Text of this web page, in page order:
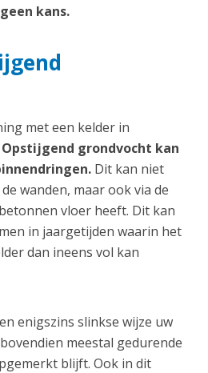
kans.
met een kelder in
Opstijgend grondvocht kan
Dit kan niet
wanden, maar ook via de
vloer heeft. Dit kan
in jaargetijden waarin het
dan ineens vol kan
enigszins slinkse wijze uw
meestal gedurende
blijft. Ook in dit